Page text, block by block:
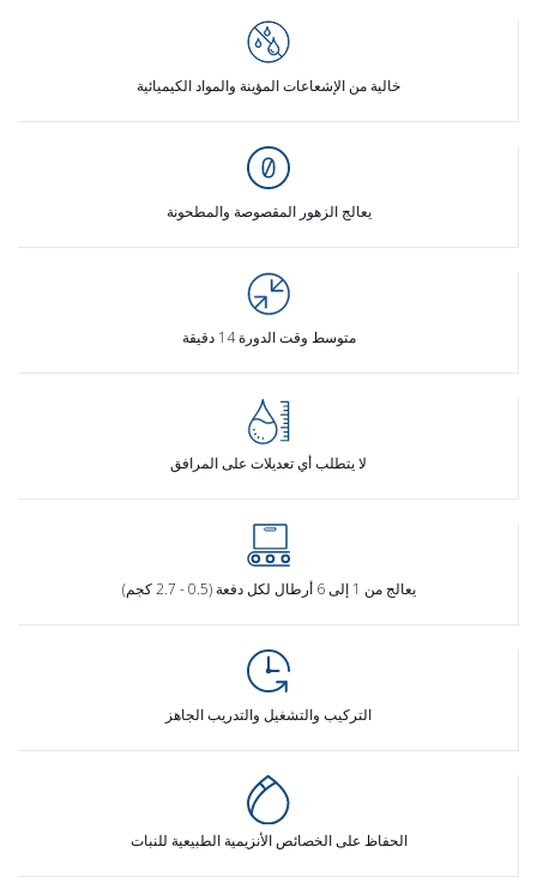
خالية من الإشعاعات المؤينة والمواد الكيميائية
يعالج الزهور المقصوصة والمطحونة
متوسط وقت الدورة 14 دقيقة
لا يتطلب أي تعديلات على المرافق
يعالج من 1 إلى 6 أرطال لكل دفعة (0.5 - 2.7 كجم)
التركيب والتشغيل والتدريب الجاهز
الحفاظ على الخصائص الأنزيمية الطبيعية للنبات